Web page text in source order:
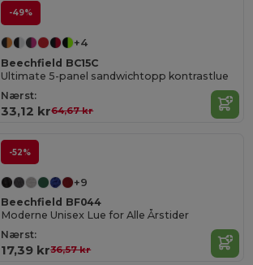
-49%
+4
Beechfield BC15C
Ultimate 5-panel sandwichtopp kontrastlue
Nærst:
33,12 kr64,67 kr
-52%
+9
Beechfield BF044
Moderne Unisex Lue for Alle Årstider
Nærst:
17,39 kr36,57 kr